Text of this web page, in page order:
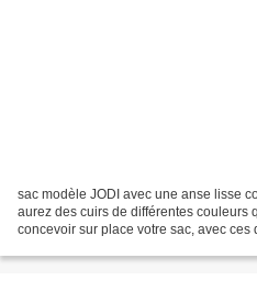
sac modèle JODI avec une anse lisse
aurez des cuirs de différentes couleurs
concevoir sur place votre sac, avec